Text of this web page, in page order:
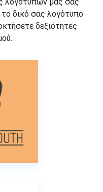
το δικό σας λογότυπο
δεξιότητες